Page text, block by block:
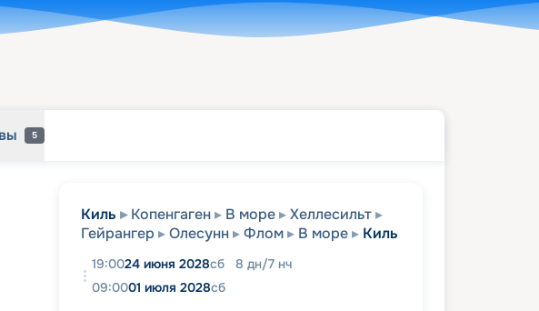
5
Киль Копенгаген В море
Хеллесильт
Гейрангер
Олесунн Флом В море Киль
19:0024 июня 2028сб 8 дн/7 нч
09:0001 июля 2028сб